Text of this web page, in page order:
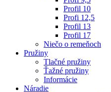
Profil 10
Profi 12,5
Profil 13
Profil 17
Niečo o remeňoch
Pružiny
Tlačné pružiny
Ťažné pružiny
Informácie
Náradie